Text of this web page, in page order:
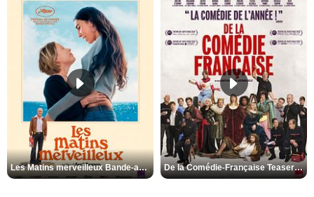
Les Matins merveilleux Bande-annonce VF De la Comédie-Française Teaser VF